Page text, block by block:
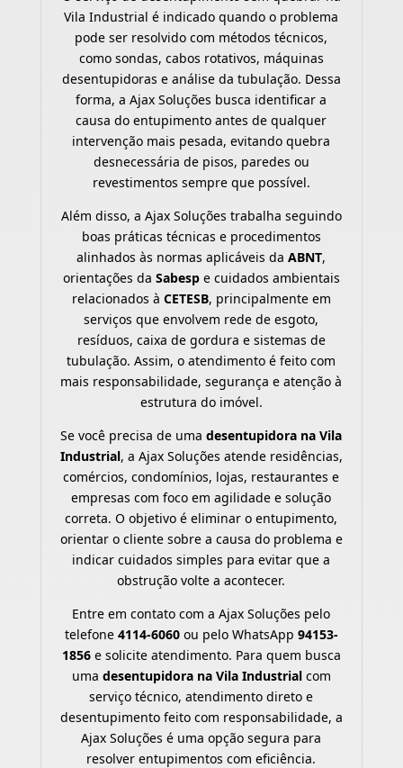
Vila Industrial é indicado quando o problema
pode ser resolvido com métodos técnicos,
como sondas, cabos rotativos, máquinas
desentupidoras e análise da tubulação. Dessa
forma, a Ajax Soluções busca identificar a
causa do entupimento antes de qualquer
intervenção mais pesada, evitando quebra
desnecessária de pisos, paredes ou
revestimentos sempre que possível.
Além disso, a Ajax Soluções trabalha seguindo
boas práticas técnicas e procedimentos
alinhados às normas aplicáveis daABNT,
orientações da Sabespe cuidados ambientais
relacionados à CETESB, principalmente em
serviços que envolvem rede de esgoto,
resíduos, caixa de gordura e sistemas de
tubulação. Assim, o atendimento é feito com
mais responsabilidade, segurança e atenção à
estrutura do imóvel.
Se você precisa de umadesentupidora na Vila
Industrial, a Ajax Soluções atende residências,
comércios, condomínios, lojas, restaurantes e
empresas com foco em agilidade e solução
correta. O objetivo é eliminar o entupimento,
orientar o cliente sobre a causa do problema e
indicar cuidados simples para evitar que a
obstrução volte a acontecer.
Entre em contato com a Ajax Soluções pelo
telefone 4114-6060ou pelo WhatsApp 94153-
1856e solicite atendimento. Para quem busca
uma desentupidora na Vila Industrialcom
serviço técnico, atendimento direto e
desentupimento feito com responsabilidade, a
Ajax Soluções é uma opção segura para
resolver entupimentos com eficiência.